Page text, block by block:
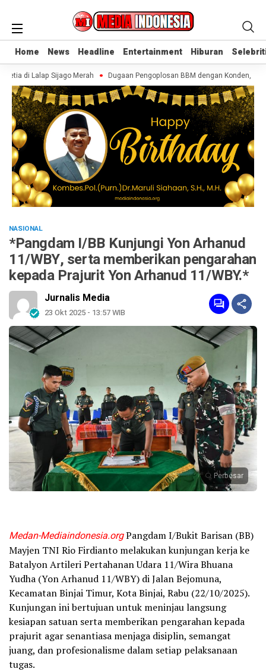
Home News Headline Entertainment Hiburan
Home News Headline Entertainment Hiburan
di Lalap Sijago Merah Dugaan Pengoplosan BBM dengan Konden, AR
NASIONAL
*Pangdam I/BB Kunjungi Yon Arhanud
11/WBY, serta memberikan pengarahan
kepada Prajurit Yon Arhanud 11/WBY.*
Jurnalis Media
23 Okt 2025 - 13:57 WIB
Perbesar
Medan-Mediaindonesia.orgPangdam I/Bukit Barisan (BB)
Mayjen TNI Rio Firdianto melakukan kunjungan kerja ke
Batalyon Artileri Pertahanan Udara 11/Wira Bhuana
Yudha (Yon Arhanud 11/WBY) di Jalan Bejomuna,
Kecamatan Binjai Timur, Kota Binjai, Rabu (22/10/2025).
Kunjungan ini bertujuan untuk meninjau langsung
kesiapan satuan serta memberikan pengarahan kepada
prajurit agar senantiasa menjaga disiplin, semangat
juang, dan profesionalisme dalam setiap pelaksanaan
tugas.